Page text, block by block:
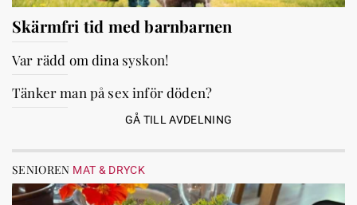
Skärmfri tid med barnbarnen
Var rädd om dina syskon!
Tänker man på sex inför döden?
GÅ TILL AVDELNING
SENIOREN MAT & DRYCK